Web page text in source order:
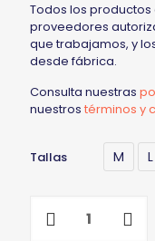
Todos los productos
proveedores
que trabajamos, y
desde fábrica.
Consulta nuestras
nuestros términos y
Tallas M L